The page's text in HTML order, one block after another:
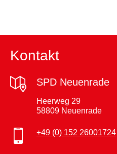
Kontakt
SPD Neuenrade
Heerweg 29
58809 Neuenrade
+49 (0) 152 26001724